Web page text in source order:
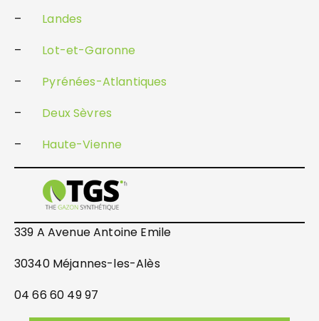
– Landes
– Lot-et-Garonne
– Pyrénées-Atlantiques
– Deux Sèvres
– Haute-Vienne
339 A Avenue Antoine Emile
30340 Méjannes-les-Alès
04 66 60 49 97